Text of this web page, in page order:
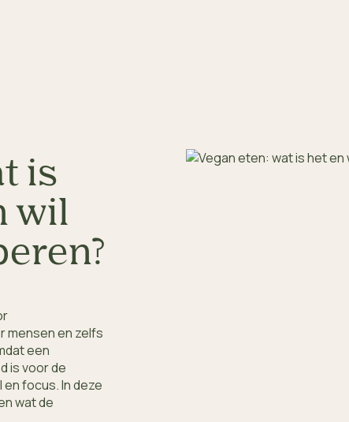
is
wil
mensen en zelfs
een
is voor de
focus. In deze
wat de